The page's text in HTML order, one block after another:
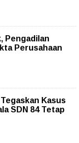
Pengadilan
Perusahaan
Kasus
SDN 84 Tetap